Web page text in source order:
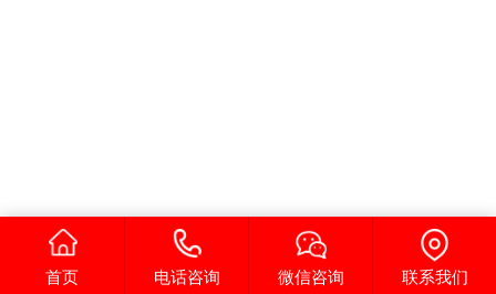
首页 电话咨询 微信咨询 联系我们